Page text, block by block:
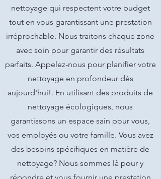
nettoyage qui respectent votre budget
tout en vous garantissant une prestation
irréprochable. Nous traitons chaque zone
avec soin pour garantir des résultats
parfaits. Appelez-nous pour planifier votre
nettoyage en profondeur dès
aujourd'hui!. En utilisant des produits de
nettoyage écologiques, nous
garantissons un espace sain pour vous,
vos employés ou votre famille. Vous avez
des besoins spécifiques en matière de
nettoyage? Nous sommes là pour y